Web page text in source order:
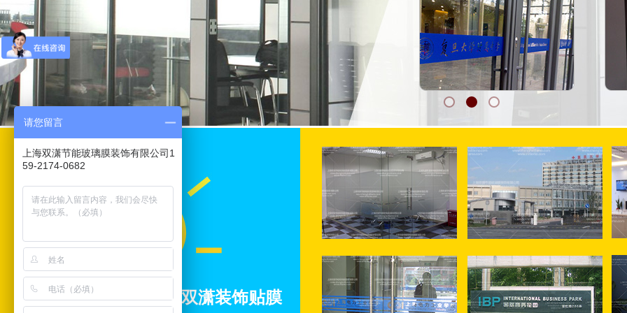
双潇装饰贴膜
请您留言
上海双潇节能玻璃膜装饰有限公司1
59-2174-0682